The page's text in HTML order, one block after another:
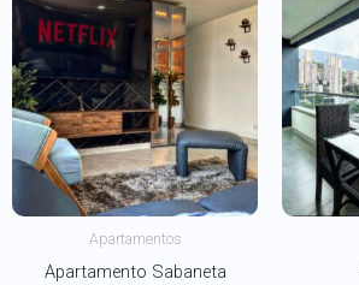
Apartamentos
Apartamento Sabaneta